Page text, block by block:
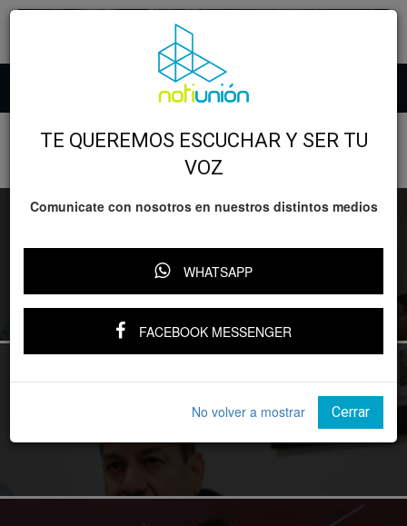
Inicio Desarrollo Agropecuario
PRODUCTORES DE MAÍZ EN MICHOACÁN
PROFOREST GARANTIZA QUE EL AGUACATE QUE LLEGA
A LAS MESAS ESTÁ LIBRE DE DEFORESTACIÓN
TE QUEREMOS ESCUCHAR Y SER TU
VOZ
Comunicate con nosotros en nuestros distintos medios
WHATSAPP
FACEBOOK MESSENGER
No volver a mostrar Cerrar